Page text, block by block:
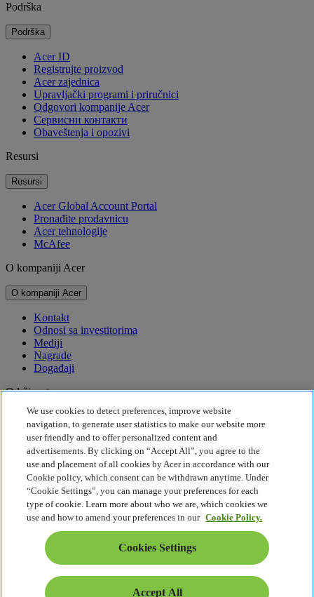
Podrška
Podrška
Acer ID
Registrujte proizvod
Acer zajednica
Upravljački programi i priručnici
Odgovori kompanije Acer
Cервисни контакти
Obaveštenja i opozivi
Resursi
Resursi
Acer Global Account Portal
Pronađite prodavnicu
Acer tehnologije
McAfee
O kompaniji Acer
O kompaniji Acer
Kontakt
Odnosi sa investitorima
Mediji
Nagrade
Događaji
Održivost
Održivost
Korporativna društvena odgovornost
Emisija štetnih gasova za proizvod
Project Humanity
Earthion
Pravila o privatnosti
Pravilnik o kolačićima
Pravno obaveštenje
Dodatne pravne informacije
Politika o jednostavnom pristupu
Cookies Settings
Srbija - Srpski
We use cookies to detect preferences, improve website
navigation, to generate user statistics to make our website more
user friendly and to offer personalized content and
advertisements. By clicking on “Accept All”, you agree to the
use and placement of all cookies by Acer in accordance with our
Cookie policy, which consent can be withdrawn anytime. Under
“Cookie Settings”, you can manage your preferences for each
type of cookie. Learn more about who we are, which cookies we
use and how to amend your preferences in our Cookie Policy.
Cookies Settings
Accept All